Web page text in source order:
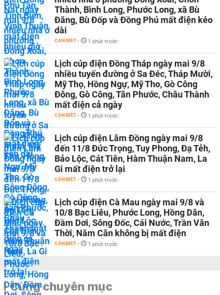
Thành, Bình Long, Phước Long, xã Bù
Đăng, Bù Đốp và Đồng Phú mất điện kéo
dài
CẦN BIẾT - 1 phút trước
Lịch cúp điện Đồng Tháp ngày mai 9/8
nhiều tuyến đường ở Sa Đéc, Tháp Mười,
Mỹ Thọ, Hồng Ngự, Mỹ Tho, Gò Công
Đông, Gò Công, Tân Phước, Châu Thành
mất điện cả ngày
CẦN BIẾT - 1 phút trước
Lịch cúp điện Lâm Đồng ngày mai 9/8
đến 11/8 Đức Trọng, Tuy Phong, Đạ Tẻh,
Bảo Lộc, Cát Tiên, Hàm Thuận Nam, La
Gi mất điện trở lại
CẦN BIẾT - 1 phút trước
Lịch cúp điện Cà Mau ngày mai 9/8 và
10/8 Bạc Liêu, Phước Long, Hồng Dân,
Đầm Dơi, Sông Đốc, Cái Nước, Trần Văn
Thời, Năm Căn không bị mất điện
CẦN BIẾT - 1 phút trước
Cùng chuyên mục